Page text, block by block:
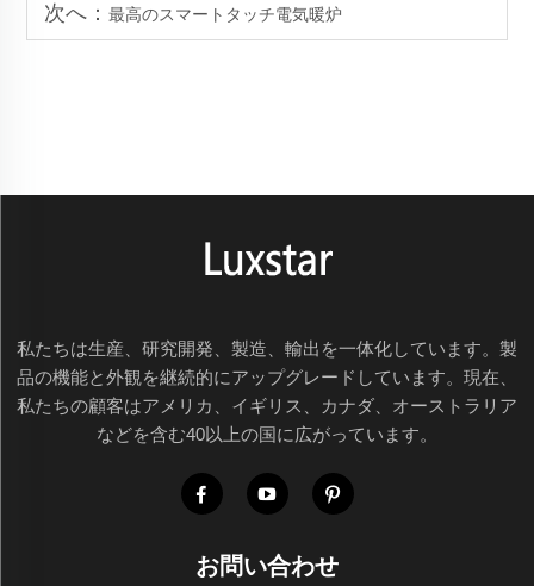
次へ： 最高のスマートタッチ電気暖炉
私たちは生産、研究開発、製造、輸出を一体化しています。製
品の機能と外観を継続的にアップグレードしています。現在、
私たちの顧客はアメリカ、イギリス、カナダ、オーストラリア
などを含む40以上の国に広がっています。
お問い合わせ